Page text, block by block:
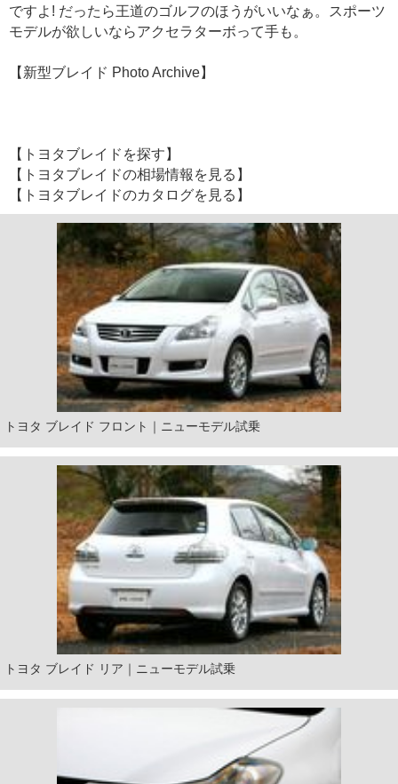
ですよ! だったら王道のゴルフのほうがいいなぁ。スポーツ
モデルが欲しいならアクセラターボって手も。
【新型ブレイド Photo Archive】
【トヨタブレイドを探す】
【トヨタブレイドの相場情報を見る】
【トヨタブレイドのカタログを見る】
トヨタ ブレイド フロント｜ニューモデル試乗
トヨタ ブレイド リア｜ニューモデル試乗